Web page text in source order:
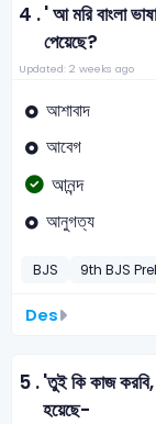
4 .' আ মরি বাংলা
পেয়েছে?
Updated: 2 weeks ago
আশাবাদ
আবেগ
আনন্দ
আনুগত্য
BJS 9th BJS
Des
5 .'তুই কি কাজ করবি,
হয়েছে-